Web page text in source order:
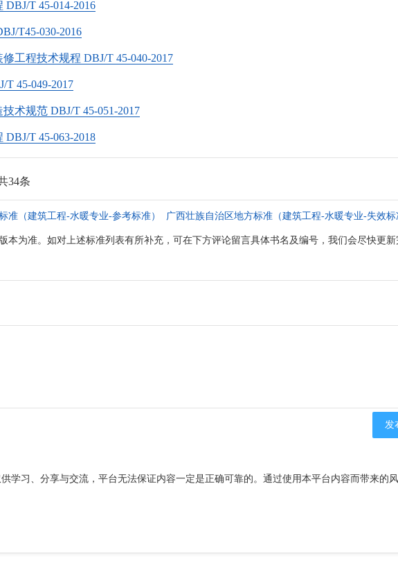
Т 45-014-2016
Т45-030-2016
工程技术规程 DВJ/Т 45-040-2017
Т 45-049-2017
术规范 DВJ/Т 45-051-2017
Т 45-063-2018
34条
准（建筑工程-水暖专业-参考标准） 广西壮族自治区地方标准（建筑工程-水暖专业-失效标
本为准。如对上述标准列表有所补充，可在下方评论留言具体书名及编号，我们会尽快更新
学习、分享与交流，平台无法保证内容一定是正确可靠的。通过使用本平台内容而带来的